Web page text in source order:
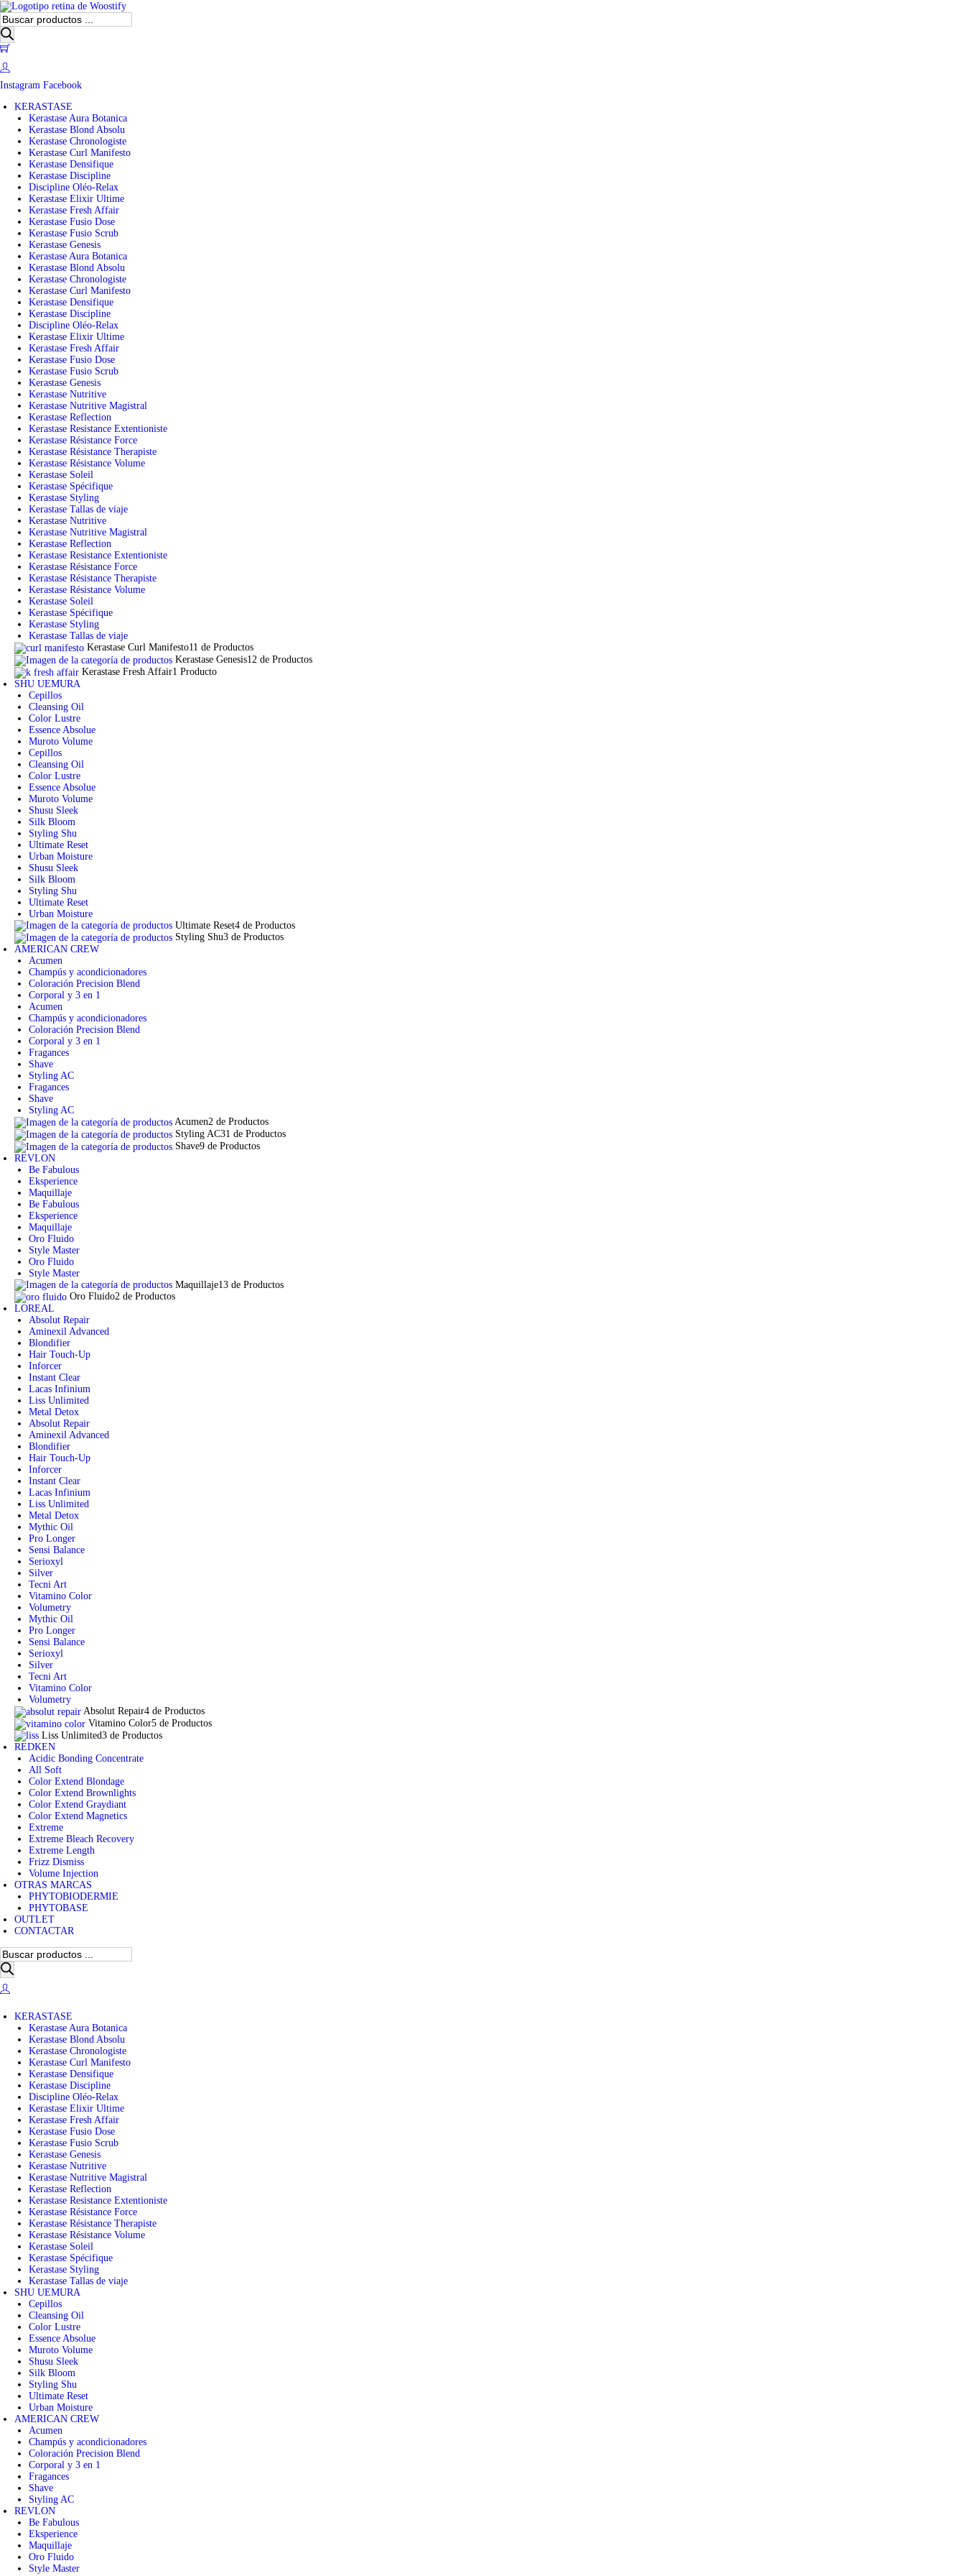
B
ú
s
q
u
e
d
d
Instagram Facebook
KERASTASE
Kerastase Aura Botanica
Kerastase Blond Absolu
Kerastase Chronologiste
Kerastase Curl Manifesto
Kerastase Densifique
Kerastase Discipline
Discipline Oléo-Relax
Kerastase Elixir Ultime
Kerastase Fresh Affair
Kerastase Fusio Dose
Kerastase Fusio Scrub
Kerastase Genesis
Kerastase Aura Botanica
Kerastase Blond Absolu
Kerastase Chronologiste
Kerastase Curl Manifesto
Kerastase Densifique
Kerastase Discipline
Discipline Oléo-Relax
Kerastase Elixir Ultime
Kerastase Fresh Affair
Kerastase Fusio Dose
Kerastase Fusio Scrub
Kerastase Genesis
Kerastase Nutritive
Kerastase Nutritive Magistral
Kerastase Reflection
Kerastase Resistance Extentioniste
Kerastase Résistance Force
Kerastase Résistance Therapiste
Kerastase Résistance Volume
Kerastase Soleil
Kerastase Spécifique
Kerastase Styling
Kerastase Tallas de viaje
Kerastase Nutritive
Kerastase Nutritive Magistral
Kerastase Reflection
Kerastase Resistance Extentioniste
Kerastase Résistance Force
Kerastase Résistance Therapiste
Kerastase Résistance Volume
Kerastase Soleil
Kerastase Spécifique
Kerastase Styling
Kerastase Tallas de viaje
Kerastase Curl Manifesto11 de Productos
Kerastase Genesis12 de Productos
Kerastase Fresh Affair1 Producto
SHU UEMURA
Cepillos
Cleansing Oil
Color Lustre
Essence Absolue
Muroto Volume
Cepillos
Cleansing Oil
Color Lustre
Essence Absolue
Muroto Volume
Shusu Sleek
Silk Bloom
Styling Shu
Ultimate Reset
Urban Moisture
Shusu Sleek
Silk Bloom
Styling Shu
Ultimate Reset
Urban Moisture
Ultimate Reset4 de Productos
Styling Shu3 de Productos
AMERICAN CREW
Acumen
Champús y acondicionadores
Coloración Precision Blend
Corporal y 3 en 1
Acumen
Champús y acondicionadores
Coloración Precision Blend
Corporal y 3 en 1
Fragances
Shave
Styling AC
Fragances
Shave
Styling AC
Acumen2 de Productos
Styling AC31 de Productos
Shave9 de Productos
REVLON
Be Fabulous
Eksperience
Maquillaje
Be Fabulous
Eksperience
Maquillaje
Oro Fluido
Style Master
Oro Fluido
Style Master
Maquillaje13 de Productos
Oro Fluido2 de Productos
LOREAL
Absolut Repair
Aminexil Advanced
Blondifier
Hair Touch-Up
Inforcer
Instant Clear
Lacas Infinium
Liss Unlimited
Metal Detox
Absolut Repair
Aminexil Advanced
Blondifier
Hair Touch-Up
Inforcer
Instant Clear
Lacas Infinium
Liss Unlimited
Metal Detox
Mythic Oil
Pro Longer
Sensi Balance
Serioxyl
Silver
Tecni Art
Vitamino Color
Volumetry
Mythic Oil
Pro Longer
Sensi Balance
Serioxyl
Silver
Tecni Art
Vitamino Color
Volumetry
Absolut Repair4 de Productos
Vitamino Color5 de Productos
Liss Unlimited3 de Productos
REDKEN
Acidic Bonding Concentrate
All Soft
Color Extend Blondage
Color Extend Brownlights
Color Extend Graydiant
Color Extend Magnetics
Extreme
Extreme Bleach Recovery
Extreme Length
Frizz Dismiss
Volume Injection
OTRAS MARCAS
PHYTOBIODERMIE
PHYTOBASE
OUTLET
CONTACTAR
B
ú
s
q
d
KERASTASE
Kerastase Aura Botanica
Kerastase Blond Absolu
Kerastase Chronologiste
Kerastase Curl Manifesto
Kerastase Densifique
Kerastase Discipline
Discipline Oléo-Relax
Kerastase Elixir Ultime
Kerastase Fresh Affair
Kerastase Fusio Dose
Kerastase Fusio Scrub
Kerastase Genesis
Kerastase Nutritive
Kerastase Nutritive Magistral
Kerastase Reflection
Kerastase Resistance Extentioniste
Kerastase Résistance Force
Kerastase Résistance Therapiste
Kerastase Résistance Volume
Kerastase Soleil
Kerastase Spécifique
Kerastase Styling
Kerastase Tallas de viaje
SHU UEMURA
Cepillos
Cleansing Oil
Color Lustre
Essence Absolue
Muroto Volume
Shusu Sleek
Silk Bloom
Styling Shu
Ultimate Reset
Urban Moisture
AMERICAN CREW
Acumen
Champús y acondicionadores
Coloración Precision Blend
Corporal y 3 en 1
Fragances
Shave
Styling AC
REVLON
Be Fabulous
Eksperience
Maquillaje
Oro Fluido
Style Master